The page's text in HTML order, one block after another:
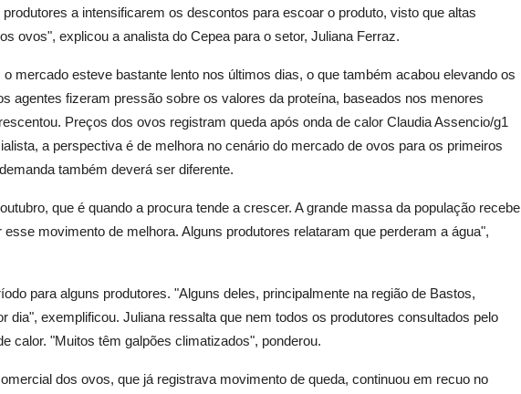
a intensificarem os descontos para escoar o produto, visto que altas
ovos", explicou a analista do Cepea para o setor, Juliana Ferraz.
mercado esteve bastante lento nos últimos dias, o que também acabou elevando os
agentes fizeram pressão sobre os valores da proteína, baseados nos menores
Preços dos ovos registram queda após onda de calor Claudia Assencio/g1
a perspectiva é de melhora no cenário do mercado de ovos para os primeiros
também deverá ser diferente.
que é quando a procura tende a crescer. A grande massa da população recebe
movimento de melhora. Alguns produtores relataram que perderam a água",
para alguns produtores. "Alguns deles, principalmente na região de Bastos,
dia", exemplificou. Juliana ressalta que nem todos os produtores consultados pelo
calor. "Muitos têm galpões climatizados", ponderou.
dos ovos, que já registrava movimento de queda, continuou em recuo no